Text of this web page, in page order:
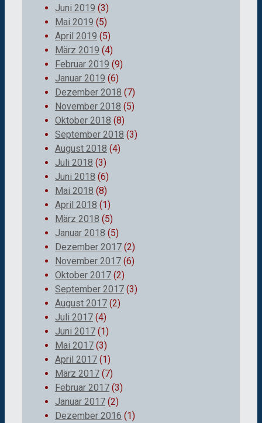
Juni 2019 (3)
Mai 2019 (5)
April 2019 (5)
März 2019 (4)
Februar 2019 (9)
Januar 2019 (6)
Dezember 2018 (7)
November 2018 (5)
Oktober 2018 (8)
September 2018 (3)
August 2018 (4)
Juli 2018 (3)
Juni 2018 (6)
Mai 2018 (8)
April 2018 (1)
März 2018 (5)
Januar 2018 (5)
Dezember 2017 (2)
November 2017 (6)
Oktober 2017 (2)
September 2017 (3)
August 2017 (2)
Juli 2017 (4)
Juni 2017 (1)
Mai 2017 (3)
April 2017 (1)
März 2017 (7)
Februar 2017 (3)
Januar 2017 (2)
Dezember 2016 (1)